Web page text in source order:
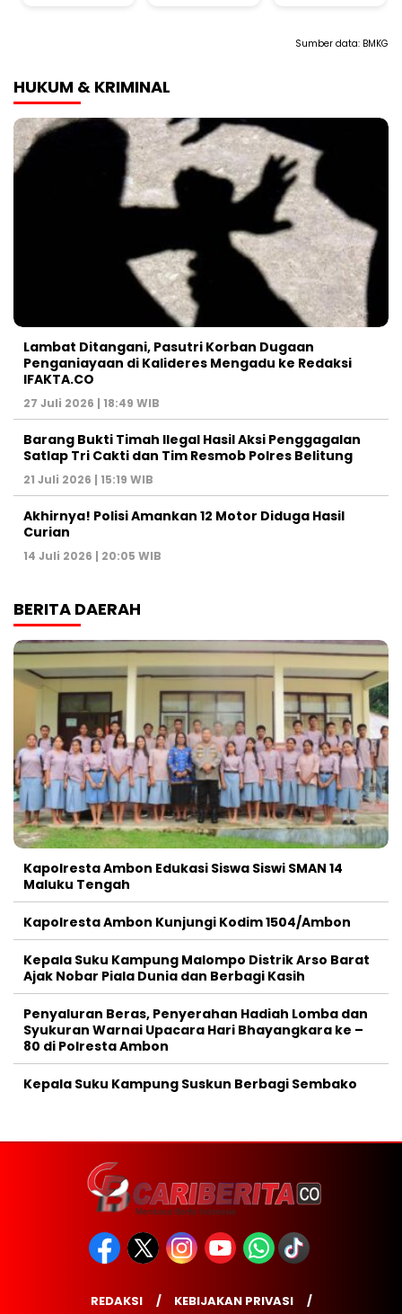
Sumber data: BMKG
HUKUM & KRIMINAL
Lambat Ditangani, Pasutri Korban Dugaan
Penganiayaan di Kalideres Mengadu ke Redaksi
IFAKTA.CO
27 Juli 2026 | 18:49 WIB
Barang Bukti Timah Ilegal Hasil Aksi Penggagalan
Satlap Tri Cakti dan Tim Resmob Polres Belitung
21 Juli 2026 | 15:19 WIB
Akhirnya! Polisi Amankan 12 Motor Diduga Hasil
Curian
14 Juli 2026 | 20:05 WIB
BERITA DAERAH
Kapolresta Ambon Edukasi Siswa Siswi SMAN 14
Maluku Tengah
Kapolresta Ambon Kunjungi Kodim 1504/Ambon
Kepala Suku Kampung Malompo Distrik Arso Barat
Ajak Nobar Piala Dunia dan Berbagi Kasih
Penyaluran Beras, Penyerahan Hadiah Lomba dan
Syukuran Warnai Upacara Hari Bhayangkara ke –
80 di Polresta Ambon
Kepala Suku Kampung Suskun Berbagi Sembako
REDAKSI KEBIJAKAN PRIVASI